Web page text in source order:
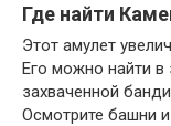
Где найти
Этот амулет
Его можно найти в
захваченной
Осмотрите башни